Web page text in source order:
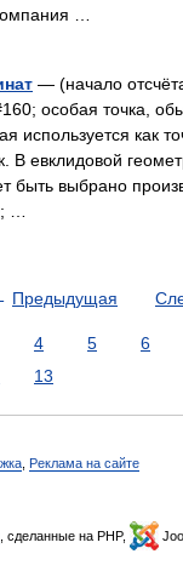
…
— (начало
особая точка,
используется как
В евклидовой
быть выбрано
…
Предыдущая
4 5 6
13
Реклама на сайте
, сделанные на PHP,